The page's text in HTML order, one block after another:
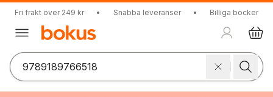
Fri frakt över 249 kr • Snabba leveranser • Billiga böcker